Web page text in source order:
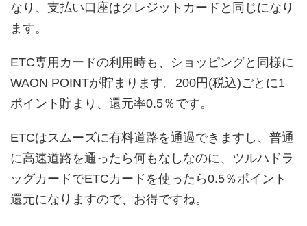
なり、支払い口座はクレジットカードと同じになり
ます。
ETC専用カードの利用時も、ショッピングと同様に
WAON POINTが貯まります。200円(税込)ごとに1
ポイント貯まり、還元率0.5％です。
ETCはスムーズに有料道路を通過できますし、普通
に高速道路を通ったら何もなしなのに、ツルハドラ
ッグカードでETCカードを使ったら0.5％ポイント
還元になりますので、お得ですね。